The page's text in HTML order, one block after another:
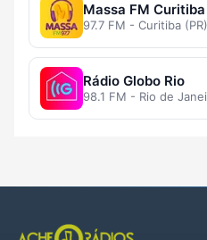
Massa FM Curitiba
97.7 FM - Curitiba (PR)
Rádio Globo Rio
98.1 FM - Rio de